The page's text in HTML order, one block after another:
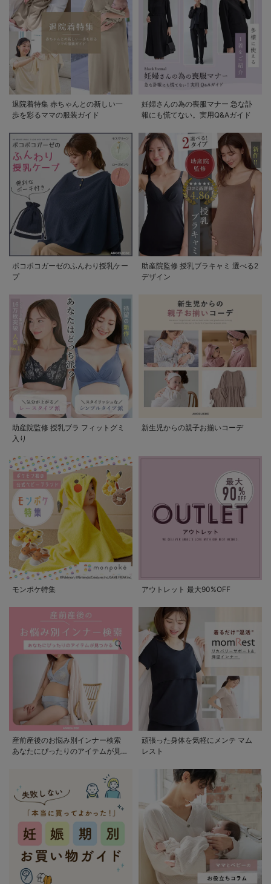
退院着特集 赤ちゃんとの新しい一
歩を彩るママの服装ガイド
妊婦さんの為の喪服マナー 急な訃
報にも慌てない。実用Q&Aガイド
ポコポコガーゼのふんわり授乳ケー
プ
助産院監修 授乳ブラキャミ 選べる2
デザイン
助産院監修 授乳ブラ フィットグミ
入り
新生児からの親子お揃いコーデ
モンポケ特集 アウトレット 最大90%OFF
産前産後のお悩み別インナー検索
あなたにぴったりのアイテムが見つ
頑張った身体を気軽にメンテ マム
レスト